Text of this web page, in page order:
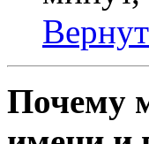
Почему